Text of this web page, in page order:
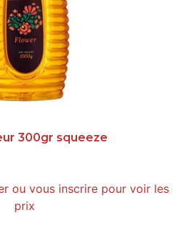
300gr squeeze
ou vous inscrire pour voir les
prix